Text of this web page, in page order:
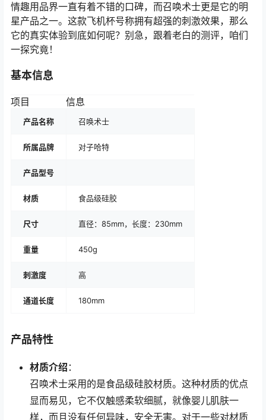
情趣用品界一直有着不错的口碑，而召唤术士更是它的明
星产品之一。这款飞机杯号称拥有超强的刺激效果，那么
它的真实体验到底如何呢？别急，跟着老白的测评，咱们
一探究竟！
基本信息
项目 信息
产品名称 召唤术士
所属品牌 对子哈特
产品型号
材质 食品级硅胶
尺寸 直径：85mm，长度：230mm
重量 450g
刺激度 高
通道长度 180mm
产品特性
材质介绍 ：
召唤术士采用的是食品级硅胶材质。这种材质的优点
显而易见，它不仅触感柔软细腻，就像婴儿肌肤一
样，而且没有任何异味，安全无害。对于一些对材质